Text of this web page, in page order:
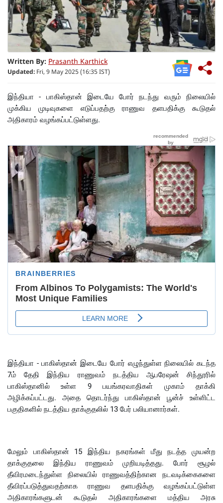
Written By: Prasanth Karthick
Updated: Fri, 9 May 2025 (16:35 IST)
இந்தியா - பாகிஸ்தான் இடையே போர் நடந்து வரும் நிலையில்
முக்கிய முடிவுகளை எடுப்பதற்கு ராணுவ தளபதிக்கு கூடுதல்
அதிகாரம் வழங்கப்பட்டுள்ளது.
இந்தியா - பாகிஸ்தான் இடையே போர் எழுந்துள்ள நிலையில் கடந்த
7ம் தேதி இந்திய ராணுவம் நடத்திய ஆபரேஷன் சிந்தூரில்
பாகிஸ்தானில் உள்ள 9 பயங்கரவாதிகள் முகாம் தாக்கி
அழிக்கப்பட்டது. அதை தொடர்ந்து பாகிஸ்தான் பூன்ச் உள்ளிட்ட
பகுதிகளில் நடத்திய தாக்குதலில் 13 பேர் பலியானார்கள்.
மேலும் பாகிஸ்தான் 15 இந்திய நகரங்கள் மீது நடத்த முயன்ற
தாக்குதலை இந்திய ராணுவம் முறியடித்தது. போர் சூழல்
தீவிரமடைந்துள்ள நிலையில் ராணுவத்திற்கான நடவடிக்கைகளை
தீவிரப்படுத்துவதற்காக ராணுவ தளபதிக்கு வழங்கப்பட்டுள்ள
அதிகாரங்களுடன் கூடுதல் அதிகாரங்களை மத்திய அரசு